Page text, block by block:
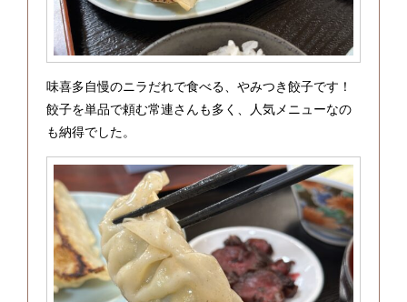
味喜多自慢のニラだれで食べる、やみつき餃子です！
餃子を単品で頼む常連さんも多く、人気メニューなの
も納得でした。